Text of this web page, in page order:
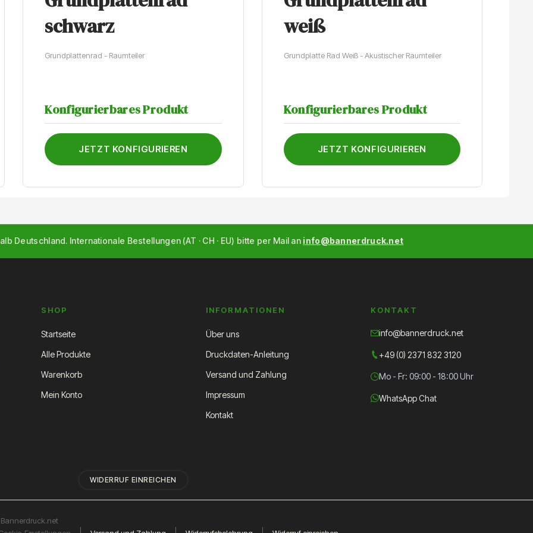
schwarz
Grundplattenrad - Raumteiler
Konfigurierbares Produkt
JETZT KONFIGURIEREN
weiß
Grundplatte Rad Weiß - Akustischer Raumteiler
Konfigurierbares Produkt
JETZT KONFIGURIEREN
Deutschland. Internationale Bestellungen (AT · CH · EU) bitte per Mail an info@bannerdruck.net
SHOP
Startseite
Alle Produkte
Warenkorb
Mein Konto
INFORMATIONEN
Über uns
Druckdaten-Anleitung
Versand und Zahlung
Impressum
Kontakt
KONTAKT
info@bannerdruck.net
+49 (0) 2371 832 3120
Mo - Fr: 09:00 - 18:00 Uhr
WhatsApp Chat
WIDERRUF EINREICHEN
Bannerdruck.net